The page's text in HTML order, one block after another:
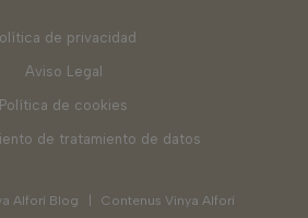
de privacidad
Aviso Legal
Política de cookies
de tratamiento de datos
Alforí Blog Contenus Vinya Alforí